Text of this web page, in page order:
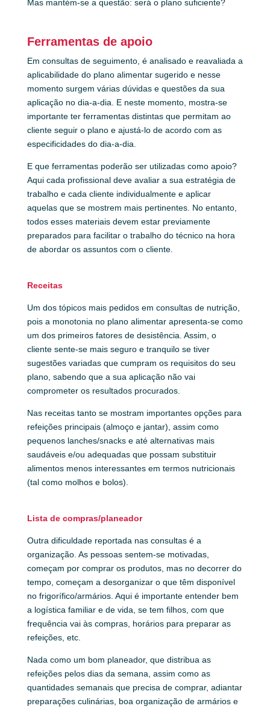
Mas mantém-se a questão: será o plano suficiente?
Ferramentas de apoio
Em consultas de seguimento, é analisado e reavaliada a
aplicabilidade do plano alimentar sugerido e nesse
momento surgem várias dúvidas e questões da sua
aplicação no dia-a-dia. E neste momento, mostra-se
importante ter ferramentas distintas que permitam ao
cliente seguir o plano e ajustá-lo de acordo com as
especificidades do dia-a-dia.
E que ferramentas poderão ser utilizadas como apoio?
Aqui cada profissional deve avaliar a sua estratégia de
trabalho e cada cliente individualmente e aplicar
aquelas que se mostrem mais pertinentes. No entanto,
todos esses materiais devem estar previamente
preparados para facilitar o trabalho do técnico na hora
de abordar os assuntos com o cliente.
Receitas
Um dos tópicos mais pedidos em consultas de nutrição,
pois a monotonia no plano alimentar apresenta-se como
um dos primeiros fatores de desistência. Assim, o
cliente sente-se mais seguro e tranquilo se tiver
sugestões variadas que cumpram os requisitos do seu
plano, sabendo que a sua aplicação não vai
comprometer os resultados procurados.
Nas receitas tanto se mostram importantes opções para
refeições principais (almoço e jantar), assim como
pequenos lanches/snacks e até alternativas mais
saudáveis e/ou adequadas que possam substituir
alimentos menos interessantes em termos nutricionais
(tal como molhos e bolos).
Lista de compras/planeador
Outra dificuldade reportada nas consultas é a
organização. As pessoas sentem-se motivadas,
começam por comprar os produtos, mas no decorrer do
tempo, começam a desorganizar o que têm disponível
no frigorífico/armários. Aqui é importante entender bem
a logística familiar e de vida, se tem filhos, com que
frequência vai às compras, horários para preparar as
refeições, etc.
Nada como um bom planeador, que distribua as
refeições pelos dias da semana, assim como as
quantidades semanais que precisa de comprar, adiantar
preparações culinárias, boa organização de armários e